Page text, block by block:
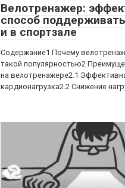
Велотренажер:
способ
и в спортзале
Содержание1 Почему
такой популярностью2
на велотренажере2.1
кардионагрузка2.2 Снижение